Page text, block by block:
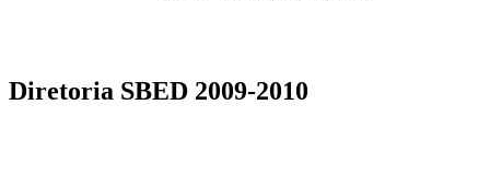
Diretoria SBED 2009-2010